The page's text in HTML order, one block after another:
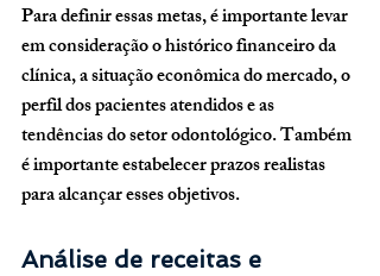
Para definir essas metas, é importante levar
em consideração o histórico financeiro da
clínica, a situação econômica do mercado, o
perfil dos pacientes atendidos e as
tendências do setor odontológico. Também
é importante estabelecer prazos realistas
para alcançar esses objetivos.
Análise de receitas e